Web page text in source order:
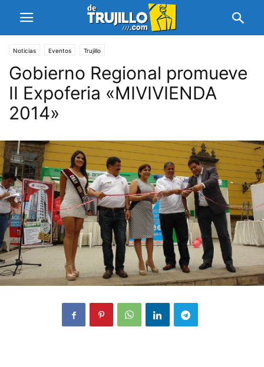
Noticias Eventos Trujillo
Gobierno Regional promueve
II Expoferia «MIVIVIENDA
2014»